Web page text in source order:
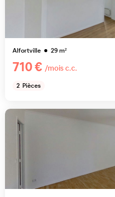
Alfortville 29m²
710 € /mois c.c.
2 Pièces